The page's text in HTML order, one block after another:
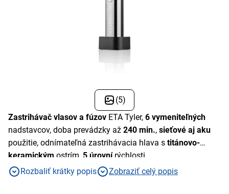
(5)
Zastrihávač vlasov a fúzov ETA Tyler, 6 vymeniteľných
nadstavcov, doba prevádzky až 240 min., sieťové aj aku
použitie, odnímateľná zastrihávacia hlava s titánovo-
keramickým ostrím, 5 úrovnírýchlosti
Rozbaliť krátky popis
Zobraziť celý popis